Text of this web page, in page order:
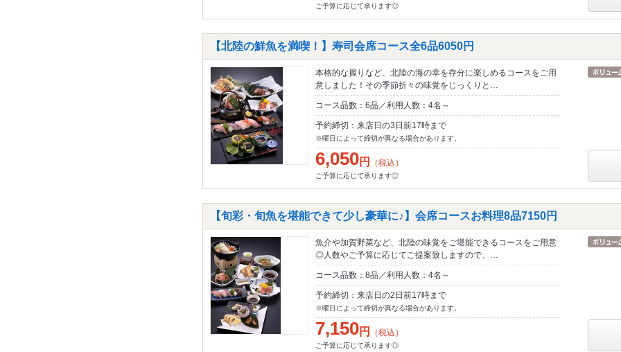
ご予算に応じて承ります◎
【北陸の鮮魚を満喫！】寿司会席コース全6品6050円
本格的な握りなど、北陸の海の幸を存分に楽しめるコースをご用
意しました！その季節折々の味覚をじっくりと…
コース品数：6品／利用人数：4名～
予約締切：来店日の3日前17時まで
※曜日によって締切が異なる場合があります。
6,050円 （税込）
ご予算に応じて承ります◎
【旬彩・旬魚を堪能できて少し豪華に♪】会席コースお料理8品7150円
魚介や加賀野菜など、北陸の味覚をご堪能できるコースをご用意
◎人数やご予算に応じてご提案致しますので、…
コース品数：8品／利用人数：4名～
予約締切：来店日の2日前17時まで
※曜日によって締切が異なる場合があります。
7,150円 （税込）
ご予算に応じて承ります◎